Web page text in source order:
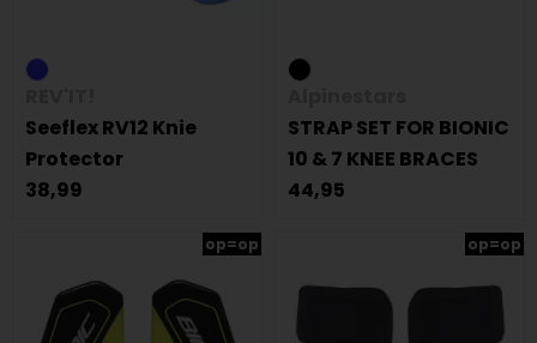
Seeflex RV12 Knie
Protector
38,99
STRAP SET FOR BIONIC
10 & 7 KNEE BRACES
44,95
op=op op=op